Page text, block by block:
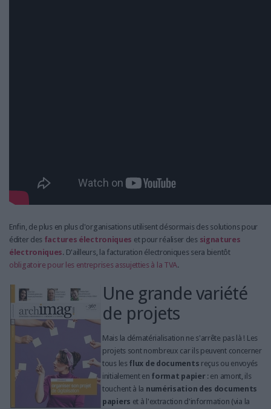
Enfin, de plus en plus d'organisations utilisent désormais des solutions pour
éditer des factures électroniques et pour réaliser des signatures
électroniques. D'ailleurs, la facturation électroniques sera bientôt
obligatoire pour les entreprises assujetties à la TVA.
Une grande variété
de projets
Mais la dématérialisation ne s'arrête pas là ! Les
projets sont nombreux car ils peuvent concerner
tous les flux de documents reçus ou envoyés
initialement en format papier: en amont, ils
touchent à la numérisation des documents
papiers et à l'extraction d'information (via la